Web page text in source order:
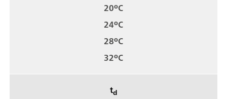
20ºC
24ºC
28ºC
32ºC
td